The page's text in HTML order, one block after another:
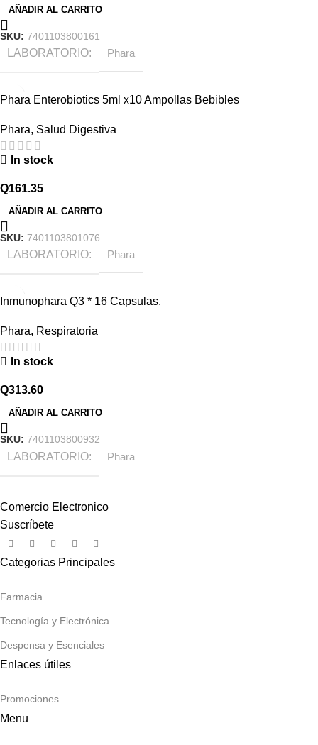
AÑADIR AL CARRITO
SKU: 7401103800161
LABORATORIO Phara
Phara Enterobiotics 5ml x10 Ampollas Bebibles
Phara, Salud Digestiva
In stock
Q161.35
AÑADIR AL CARRITO
SKU: 7401103801076
LABORATORIO Phara
Inmunophara Q3 * 16 Capsulas.
Phara, Respiratoria
In stock
Q313.60
AÑADIR AL CARRITO
SKU: 7401103800932
LABORATORIO Phara
Comercio Electronico
Suscríbete
Categorias Principales
Farmacia
Tecnología y Electrónica
Despensa y Esenciales
Enlaces útiles
Promociones
Menu